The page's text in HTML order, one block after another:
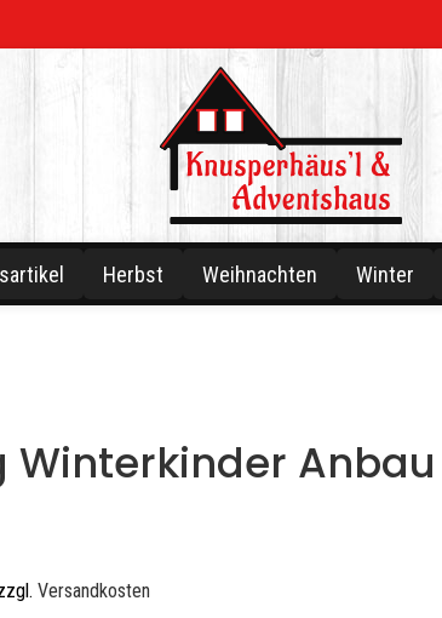
Herbst Weihnachten Winter
Winterkinder
Versandkosten